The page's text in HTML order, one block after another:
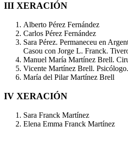
III XERACIÓN
Alberto Pérez Fernández
Carlos Pérez Fernández
Sara Pérez. Permaneceu en
Casou con Jorge L. Franck.
Manuel María Martínez Brell.
Vicente Martínez Brell. Psicólogo.
María del Pilar Martínez Brell
IV XERACIÓN
Sara Franck Martínez
Elena Emma Franck Martínez